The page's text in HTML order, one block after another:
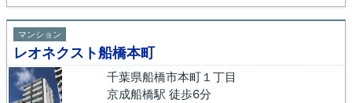
マンション
レオネクスト船橋本町
千葉県船橋市本町１丁目
京成船橋駅 徒歩6分